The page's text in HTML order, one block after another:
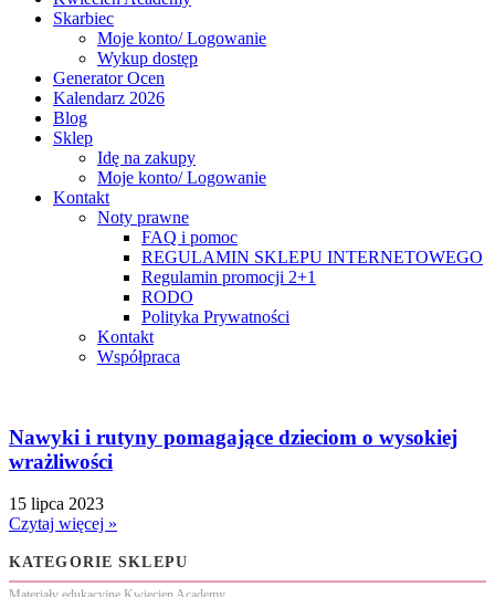
Skarbiec
Moje konto/ Logowanie
Wykup dostęp
Generator Ocen
Kalendarz 2026
Blog
Sklep
Idę na zakupy
Moje konto/ Logowanie
Kontakt
Noty prawne
FAQ i pomoc
REGULAMIN SKLEPU INTERNETOWEGO
Regulamin promocji 2+1
RODO
Polityka Prywatności
Kontakt
Współpraca
Nawyki i rutyny pomagające dzieciom o wysokiej
wrażliwości
15 lipca 2023
Czytaj więcej »
KATEGORIE SKLEPU